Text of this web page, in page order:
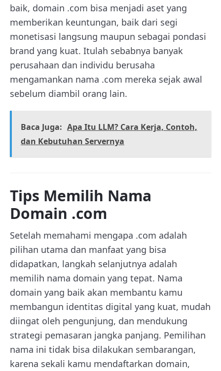
baik, domain .com bisa menjadi aset yang
memberikan keuntungan, baik dari segi
monetisasi langsung maupun sebagai pondasi
brand yang kuat. Itulah sebabnya banyak
perusahaan dan individu berusaha
mengamankan nama .com mereka sejak awal
sebelum diambil orang lain.
Baca Juga: Apa Itu LLM? Cara Kerja, Contoh,
dan Kebutuhan Servernya
Tips Memilih Nama
Domain .com
Setelah memahami mengapa .com adalah
pilihan utama dan manfaat yang bisa
didapatkan, langkah selanjutnya adalah
memilih nama domain yang tepat. Nama
domain yang baik akan membantu kamu
membangun identitas digital yang kuat, mudah
diingat oleh pengunjung, dan mendukung
strategi pemasaran jangka panjang. Pemilihan
nama ini tidak bisa dilakukan sembarangan,
karena sekali kamu mendaftarkan domain,